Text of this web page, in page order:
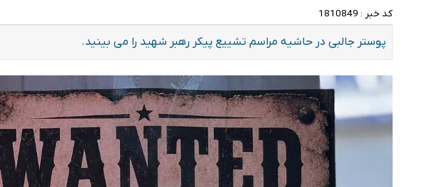
کد خبر : 1810849
پوستر جالبی در حاشیه مراسم تشییع پیکر رهبر شهید را می بینید.